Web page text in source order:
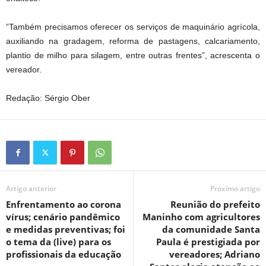
“Também precisamos oferecer os serviços de maquinário agrícola,
auxiliando na gradagem, reforma de pastagens, calcariamento,
plantio de milho para silagem, entre outras frentes”, acrescenta o
vereador.
Redação: Sérgio Ober
Artigo anterior
Enfrentamento ao corona
vírus; cenário pandêmico
e medidas preventivas; foi
o tema da (live) para os
profissionais da educação
Próximo artigo
Reunião do prefeito
Maninho com agricultores
da comunidade Santa
Paula é prestigiada por
vereadores; Adriano